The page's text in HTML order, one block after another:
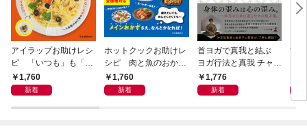
アイラップお助けレシ
ピ 「いつも」も「も
しも」もおいしい！
1,760
新着
ホットクックお助けレ
シピ 肉と魚のおか
ず 少ない材料＆調味
料で、あとはスイッチ
1,760
新着
首ヨガで真我と結ぶ
ヨガ行法と真我 チャク
ラと真我の関係 クンダ
リーニ上昇体験 次元上
1,776
新着
す